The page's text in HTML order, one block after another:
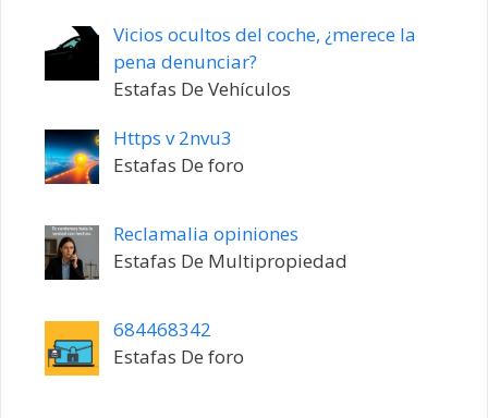
Vicios ocultos del coche, ¿merece la
pena denunciar?
Estafas De Vehículos
Https v 2nvu3
Estafas De foro
Reclamalia opiniones
Estafas De Multipropiedad
684468342
Estafas De foro